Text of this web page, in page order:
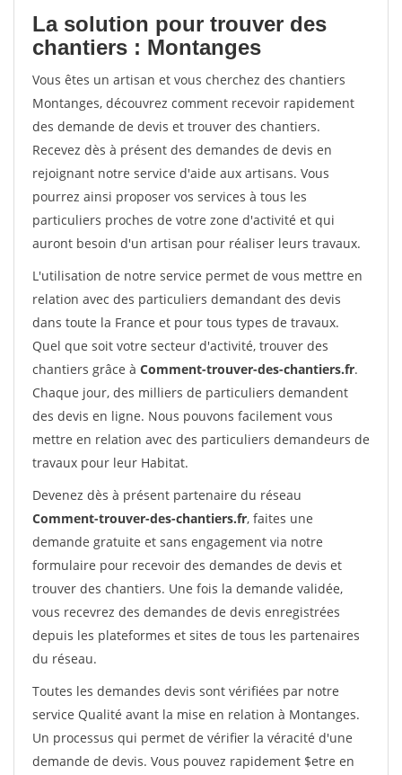
La solution pour trouver des
chantiers : Montanges
Vous êtes un artisan et vous cherchez des chantiers
Montanges, découvrez comment recevoir rapidement
des demande de devis et trouver des chantiers.
Recevez dès à présent des demandes de devis en
rejoignant notre service d'aide aux artisans. Vous
pourrez ainsi proposer vos services à tous les
particuliers proches de votre zone d'activité et qui
auront besoin d'un artisan pour réaliser leurs travaux.
L'utilisation de notre service permet de vous mettre en
relation avec des particuliers demandant des devis
dans toute la France et pour tous types de travaux.
Quel que soit votre secteur d'activité, trouver des
chantiers grâce à Comment-trouver-des-chantiers.fr.
Chaque jour, des milliers de particuliers demandent
des devis en ligne. Nous pouvons facilement vous
mettre en relation avec des particuliers demandeurs de
travaux pour leur Habitat.
Devenez dès à présent partenaire du réseau
Comment-trouver-des-chantiers.fr, faites une
demande gratuite et sans engagement via notre
formulaire pour recevoir des demandes de devis et
trouver des chantiers. Une fois la demande validée,
vous recevrez des demandes de devis enregistrées
depuis les plateformes et sites de tous les partenaires
du réseau.
Toutes les demandes devis sont vérifiées par notre
service Qualité avant la mise en relation à Montanges.
Un processus qui permet de vérifier la véracité d'une
demande de devis. Vous pouvez rapidement $etre en